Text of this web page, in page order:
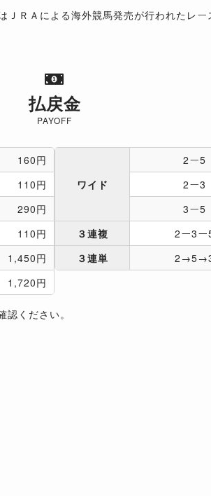
ＲＡによる海外競馬発売が行われたレ
払戻金
PAYOFF
160円
110円
290円
110円
1,450円
1,720円
ワイド
2ー5
2ー3
3ー5
３連複
2ー3ー
３連単
認ください。